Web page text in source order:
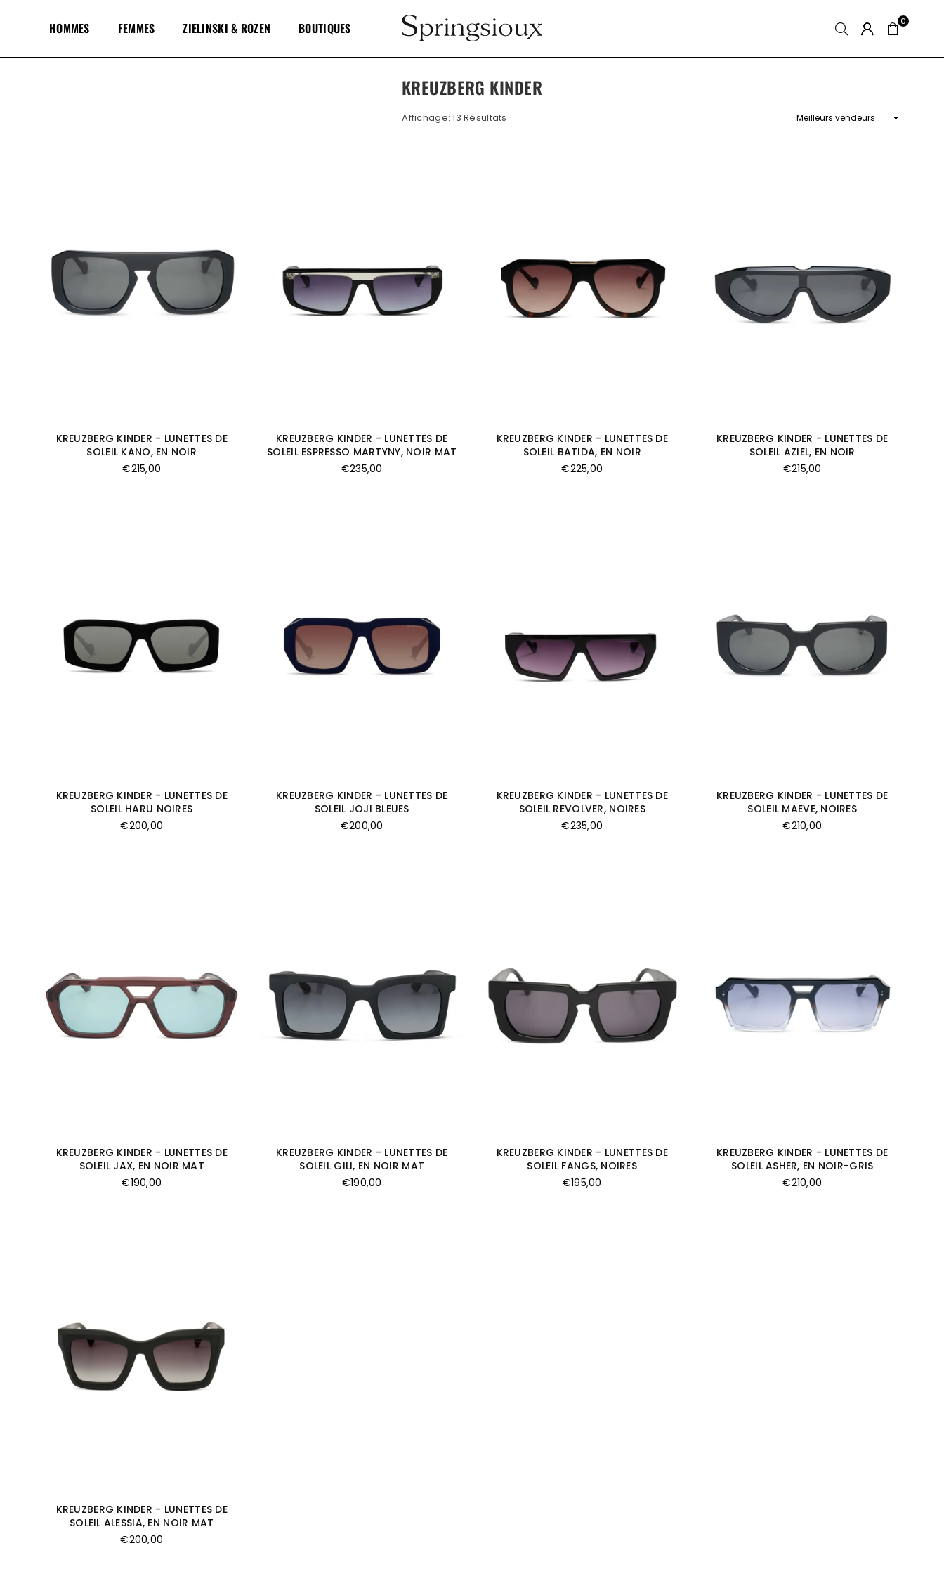
HOMMES FEMMES ZIELINSKI & ROZEN BOUTIQUES
SPRINGSIOUX
0
KREUZBERG KINDER
Affichage: 13 Résultats Appliquer
KREUZBERG KINDER - LUNETTES DE
SOLEIL KANO, EN NOIR
Prix
€215,00
KREUZBERG KINDER - LUNETTES DE
SOLEIL ESPRESSO MARTYNY, NOIR MAT
Prix
€235,00
KREUZBERG KINDER - LUNETTES DE
SOLEIL BATIDA, EN NOIR
Prix
€225,00
KREUZBERG KINDER - LUNETTES DE
SOLEIL AZIEL, EN NOIR
Prix
€215,00
KREUZBERG KINDER - LUNETTES DE
SOLEIL HARU NOIRES
Prix
€200,00
KREUZBERG KINDER - LUNETTES DE
SOLEIL JOJI BLEUES
Prix
€200,00
KREUZBERG KINDER - LUNETTES DE
SOLEIL REVOLVER, NOIRES
Prix
€235,00
KREUZBERG KINDER - LUNETTES DE
SOLEIL MAEVE, NOIRES
Prix
€210,00
KREUZBERG KINDER - LUNETTES DE
SOLEIL JAX, EN NOIR MAT
Prix
€190,00
KREUZBERG KINDER - LUNETTES DE
SOLEIL GILI, EN NOIR MAT
Prix
€190,00
KREUZBERG KINDER - LUNETTES DE
SOLEIL FANGS, NOIRES
Prix
€195,00
KREUZBERG KINDER - LUNETTES DE
SOLEIL ASHER, EN NOIR-GRIS
Prix
€210,00
KREUZBERG KINDER - LUNETTES DE
SOLEIL ALESSIA, EN NOIR MAT
Prix
€200,00